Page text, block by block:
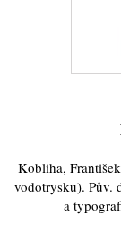
Kobliha,
vodotrysku). Pův.
a